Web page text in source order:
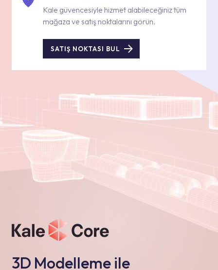
Kale güvencesiyle hizmet alabileceğiniz tüm
mağaza ve satış noktalarını görün.
SATIŞ NOKTASI BUL
3D Modelleme ile